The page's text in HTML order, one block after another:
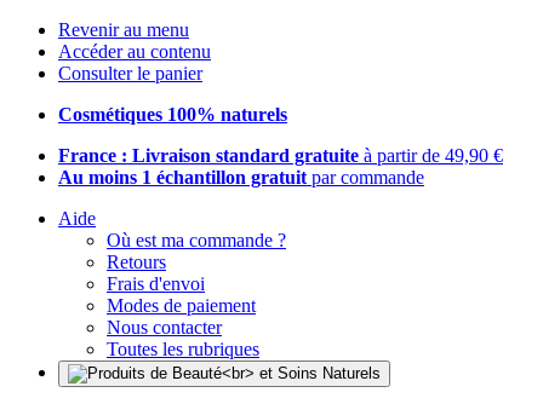
Revenir au menu
Accéder au contenu
Consulter le panier
Cosmétiques 100% naturels
France : Livraison standard gratuite à partir de 49,90 €
Au moins 1 échantillon gratuit par commande
Aide
Où est ma commande ?
Retours
Frais d'envoi
Modes de paiement
Nous contacter
Toutes les rubriques